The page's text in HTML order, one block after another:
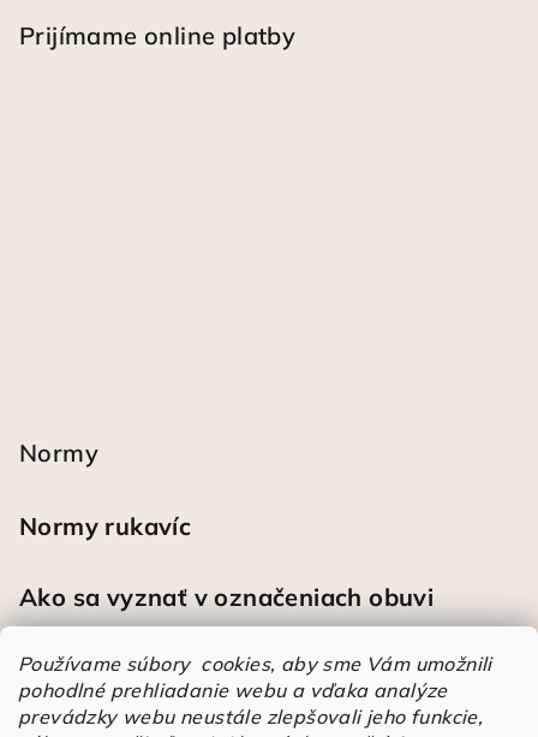
Používame súbory cookies, aby sme Vám umožnili
pohodlné prehliadanie webu a vďaka analýze
prevádzky webu neustále zlepšovali jeho funkcie,
Prijímame online platby
Normy
Normy rukavíc
Ako sa vyznať v označeniach obuvi
Heureka